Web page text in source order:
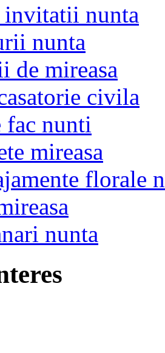
invitatii nunta
nunta
de mireasa
civila
fac nunti
mireasa
florale
nunta